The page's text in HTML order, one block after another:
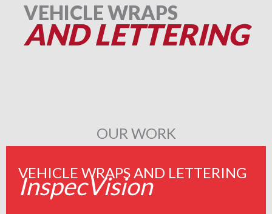
VEHICLE WRAPS
AND LETTERING
OUR WORK
VEHICLE WRAPS AND LETTERING
InspecVision